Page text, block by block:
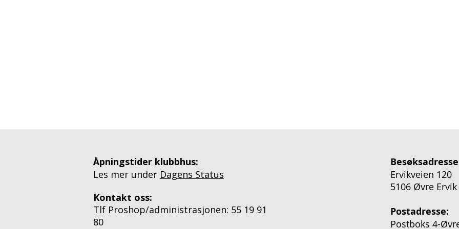
Åpningstider klubbhus:
Les mer under Dagens Status
Kontakt oss:
Tlf Proshop/administrasjonen: 55 19 91
80
Ervikveien 120
5106 Øvre Ervik
Postadresse:
Postboks 4-